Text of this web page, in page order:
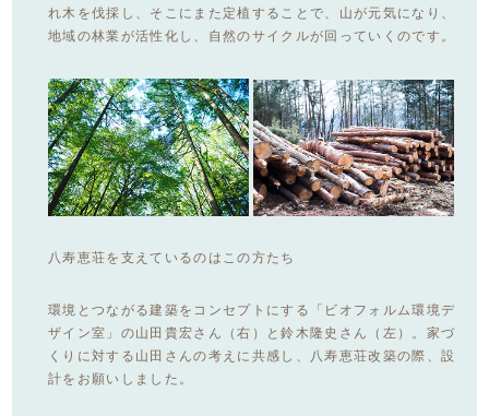
れ木を伐採し、そこにまた定植することで、山が元気になり、
地域の林業が活性化し、自然のサイクルが回っていくのです。
八寿恵荘を支えているのはこの方たち
環境とつながる建築をコンセプトにする「ビオフォルム環境デ
ザイン室」の山田貴宏さん（右）と鈴木隆史さん（左）。家づ
くりに対する山田さんの考えに共感し、八寿恵荘改築の際、設
計をお願いしました。